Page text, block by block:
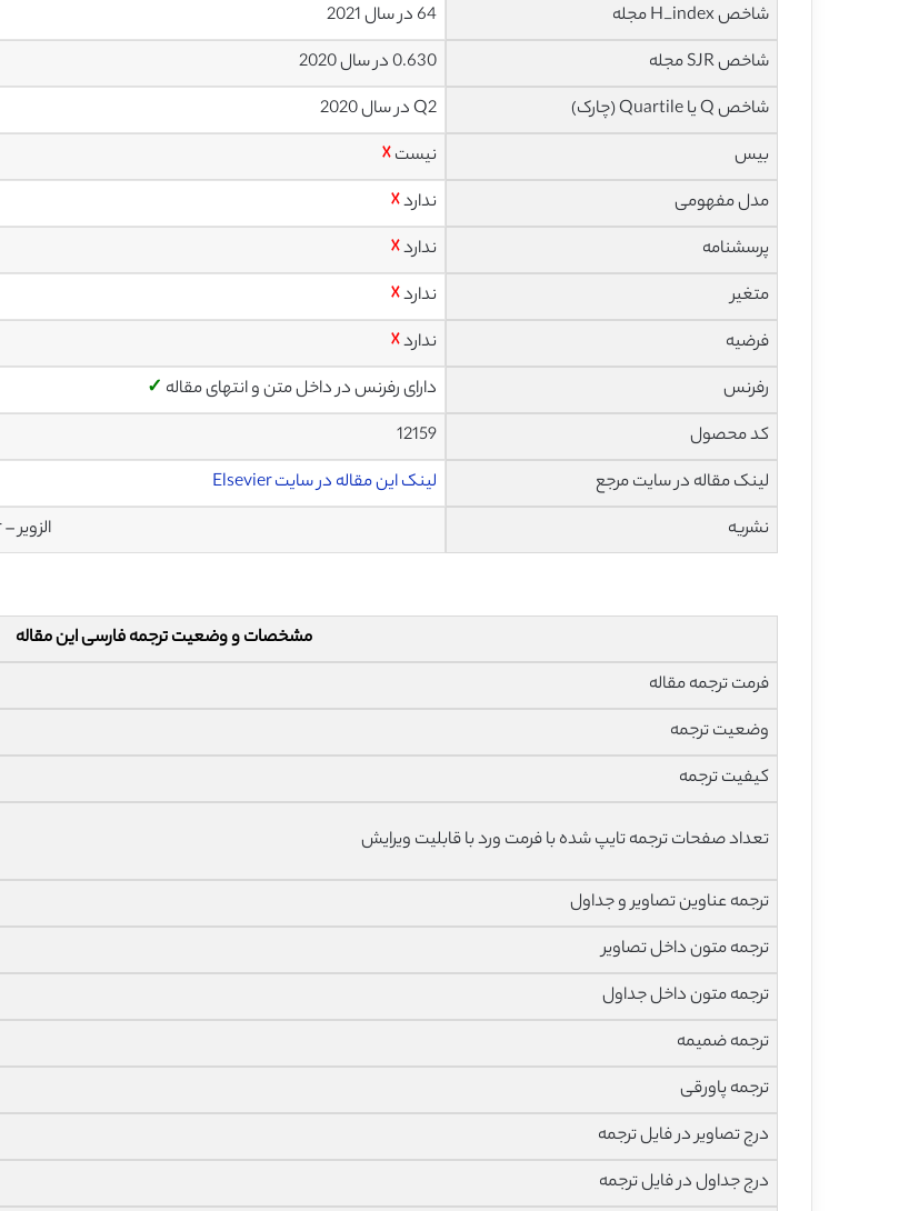
شاخص H_index مجله
64 در سال 2021
شاخص SJR مجله
0.630 در سال 2020
شاخص Q یا Quartile (چارک)
Q2 در سال 2020
بیس
نیست☓
مدل مفهومی
ندارد☓
پرسشنامه
ندارد☓
متغیر
ندارد☓
فرضیه
ندارد☓
رفرنس
دارای رفرنس در داخل متن و انتهای مقاله ✓
کد محصول
12159
لینک مقاله در سایت مرجع
لینک این مقاله در سایت Elsevier
نشریه
الزویر – Elsevier
مشخصات و وضعیت ترجمه فارسی این مقاله
فرمت ترجمه مقاله
وضعیت ترجمه
کیفیت ترجمه
تعداد صفحات ترجمه تایپ شده با فرمت ورد با قابلیت ویرایش
ترجمه عناوین تصاویر و جداول
ترجمه متون داخل تصاویر
ترجمه متون داخل جداول
ترجمه ضمیمه
ترجمه پاورقی
درج تصاویر در فایل ترجمه
درج جداول در فایل ترجمه